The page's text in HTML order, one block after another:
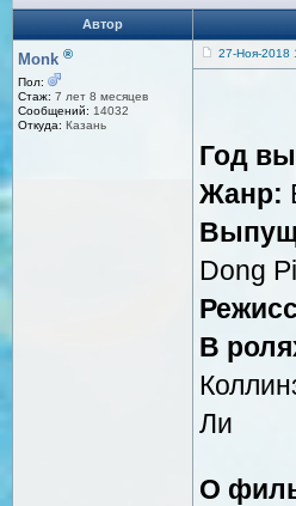
Автор
Monk ®
Пол:
Стаж: 7 лет 8 месяцев
Сообщений: 14032
Откуда: Казань
27-Ноя-2018
Год
Жанр:
Dong
В
Ли
О